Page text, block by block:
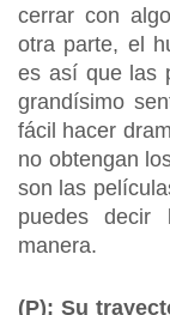
cerrar con
otra parte, el
es así que las
grandísimo
fácil hacer
no obtengan
son las
puedes
manera.
(P): Su